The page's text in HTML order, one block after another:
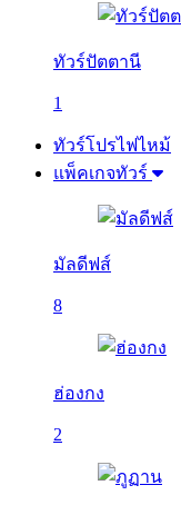
ทัวร์ปัตตานี
1
ทัวร์โปรไฟไหม้
แพ็คเกจทัวร์
มัลดีฟส์
8
ฮ่องกง
2